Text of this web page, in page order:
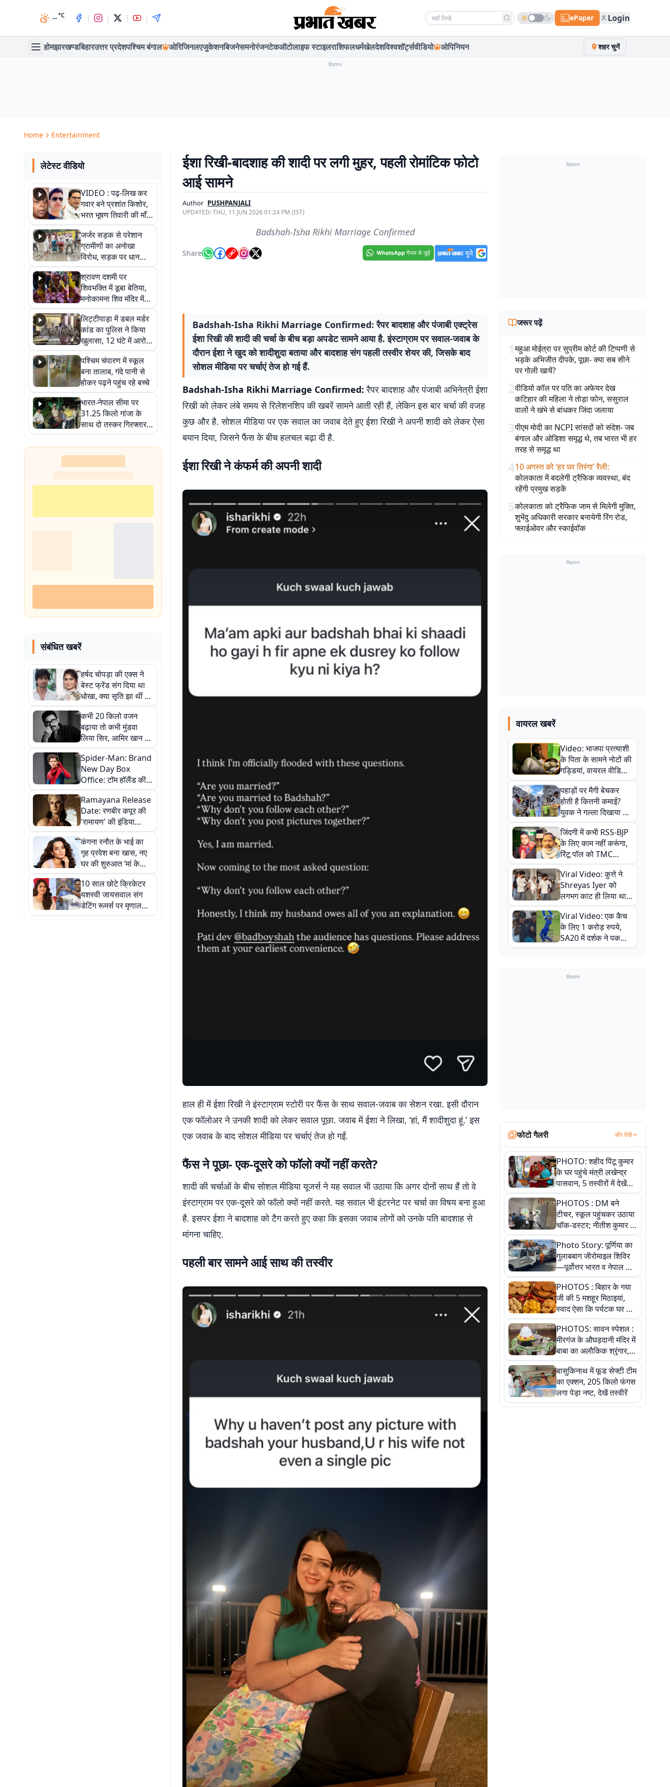
--°C | | | | Search news ePaper Login
होमझारखण्डबिहारउत्तर प्रदेशपश्चिम बंगाल ओरिजिनलएजुकेशनबिजनेसमनोरंजनटेकऑटोलाइफ स्टाइलराशिफलधर्मखेलदेशविश्वशॉर्ट्सवीडियो ओपिनियन शहर चुनें
विज्ञापन
Home Entertainment
लेटेस्ट वीडियो
VIDEO : पढ़-लिख कर
गवार बने प्रशांत किशोर,
भरत भूषण तिवारी की माँ ने
कहा नहीं थी उम्मीद, बेटा
था तो किसी को बोलने की
नहीं थी हिम्मत
जर्जर सड़क से परेशान
ग्रामीणों का अनोखा
विरोध, सड़क पर धान
रोपकर और खाद डालकर
जताया आक्रोश
श्रावण दशमी पर
शिवभक्ति में डूबा बेतिया,
मनोकामना शिव मंदिर में
हुआ भव्य श्रृंगार
लिट्टीपाड़ा में डबल मर्डर
कांड का पुलिस ने किया
खुलासा, 12 घंटे में आरोपी
गिरफ्तार
पश्चिम चंपारण में स्कूल
बना तालाब, गंदे पानी से
होकर पढ़ने पहुंच रहे बच्चे
भारत-नेपाल सीमा पर
31.25 किलो गांजा के
साथ दो तस्कर गिरफ्तार,
नेपाली नंबर की बाइक
जब्त
संबंधित खबरें
हर्षद चोपड़ा की एक्स ने
बेस्ट फ्रेंड संग दिया था
धोखा, क्या सृति झा थीं वो
लड़की? एक्टर ने किया
खुलासा
कभी 20 किलो वजन
बढ़ाया तो कभी मुंडवा
लिया सिर, आमिर खान के
7 रोल, जिन्हें देखकर आप
भी कहेंगे - 'ये सिर्फ आमिर
ही कर सकते थे'
Spider-Man: Brand
New Day Box
Office: टॉम हॉलैंड की
'स्पाइडर-मैन: ब्रांड न्यू डे'
ने फिर पकड़ी रफ्तार, अब
'एवेंजर्स: एंडगेम' का
रिकॉर्ड खतरे में
Ramayana Release
Date: रणबीर कपूर की
'रामायण' की इंडिया
रिलीज डेट बदली, अब इस
दिन थिएटर्स में आएगी
फिल्म
कंगना रनौत के भाई का
गृह प्रवेश बना खास, नए
घर की शुरुआत ‘मां के
नाम’ पौधे के साथ
10 साल छोटे क्रिकेटर
यशस्वी जायसवाल संग
डेटिंग रूमर्स पर मृणाल
ठाकुर ने तोड़ी चुप्पी,
ईशा रिखी-बादशाह की शादी पर लगी मुहर, पहली रोमांटिक फोटो
आई सामने
Author PUSHPANJALI
UPDATED:THU, 11 JUN 2026 01:24 PM (IST)
Badshah-Isha Rikhi Marriage Confirmed
Share
Badshah-Isha Rikhi Marriage Confirmed: रैपर बादशाह और पंजाबी एक्ट्रेस
ईशा रिखी की शादी की चर्चा के बीच बड़ा अपडेट सामने आया है. इंस्टाग्राम पर सवाल-जवाब के
दौरान ईशा ने खुद को शादीशुदा बताया और बादशाह संग पहली तस्वीर शेयर की, जिसके बाद
सोशल मीडिया पर चर्चाएं तेज हो गई हैं.
Badshah-Isha Rikhi Marriage Confirmed: रैपर बादशाह और पंजाबी अभिनेत्री ईशा
रिखी को लेकर लंबे समय से रिलेशनशिप की खबरें सामने आती रही हैं, लेकिन इस बार चर्चा की वजह
कुछ और है. सोशल मीडिया पर एक सवाल का जवाब देते हुए ईशा रिखी ने अपनी शादी को लेकर ऐसा
बयान दिया, जिसने फैंस के बीच हलचल बढ़ा दी है.
ईशा रिखी ने कंफर्म की अपनी शादी
हाल ही में ईशा रिखी ने इंस्टाग्राम स्टोरी पर फैंस के साथ सवाल-जवाब का सेशन रखा. इसी दौरान
एक फॉलोअर ने उनकी शादी को लेकर सवाल पूछा. जवाब में ईशा ने लिखा, ‘हां, मैं शादीशुदा हूं.’ इस
एक जवाब के बाद सोशल मीडिया पर चर्चाएं तेज हो गईं.
फैंस ने पूछा- एक-दूसरे को फॉलो क्यों नहीं करते?
शादी की चर्चाओं के बीच सोशल मीडिया यूजर्स ने यह सवाल भी उठाया कि अगर दोनों साथ हैं तो वे
इंस्टाग्राम पर एक-दूसरे को फॉलो क्यों नहीं करते. यह सवाल भी इंटरनेट पर चर्चा का विषय बना हुआ
है. इसपर ईशा ने बादशाह को टैग करते हुए कहा कि इसका जवाब लोगों को उनके पति बादशाह से
मांगना चाहिए.
पहली बार सामने आई साथ की तस्वीर
विज्ञापन
जरूर पढ़ें
1महुआ मोईत्रा पर सुप्रीम कोर्ट की टिप्पणी से
भड़के अभिजीत दीपके, पूछा- क्या सब सीने
पर गोली खायें?
2वीडियो कॉल पर पति का अफेयर देख
कटिहार की महिला ने तोड़ा फोन, ससुराल
वालों ने खंभे से बांधकर जिंदा जलाया
3पीएम मोदी का NCPI सांसदों को संदेश- जब
बंगाल और ओडिशा समृद्ध थे, तब भारत भी हर
तरह से समृद्ध था
410 अगस्त को ‘हर घर तिरंगा’ रैली:
कोलकाता में बदलेगी ट्रैफिक व्यवस्था, बंद
रहेंगी प्रमुख सड़कें
5कोलकाता को ट्रैफिक जाम से मिलेगी मुक्ति,
शुभेंदु अधिकारी सरकार बनायेगी रिंग रोड,
फ्लाईओवर और स्काईवॉक
विज्ञापन
वायरल खबरें
Video: भाजपा प्रत्याशी
के पिता के सामने नोटों की
गड्डियां, वायरल वीडियो
से राजनीति में उबाल,
अजित महतो बोले- TMC
की गंदी चाल
पहाड़ों पर मैगी बेचकर
होती है कितनी कमाई?
युवक ने गल्ला दिखाया तो
नौकरी वालों के खड़े हो गए
कान
जिंदगी में कभी RSS-BJP
के लिए काम नहीं करूंगा,
रिंटू पॉल को TMC
ऑफिस में ले जाकर पीटा,
Video वायरल
Viral Video: कुत्ते ने
Shreyas Iyer को
लगभग काट ही लिया था,
न्यूजीलैंड सीरीज से पहले
बाल-बाल बचे
Viral Video: एक कैच
के लिए 1 करोड़ रुपये,
SA20 में दर्शक ने पकड़ा
एक हाथ से गजब का कैच
विज्ञापन
फोटो गैलरी और देखें
PHOTO: शहीद पिंटू कुमार
के घर पहुंचे मंत्री लखेन्द्र
पासवान, 5 तस्वीरों में देखें
उस भावुक पल की पूरी
कहानी
PHOTOS : DM बने
टीचर, स्कूल पहुंचकर उठाया
चॉक-डस्टर; नीतीश कुमार के
इस चहेते अधिकारी को
जानिए
Photo Story: पूर्णिया का
गुलाबबाग जीरोमाइल शिविर
—पूर्वोत्तर भारत व नेपाल के
कांवरियों का प्रमुख सेवा धाम
PHOTOS : बिहार के गया
जी की 5 मशहूर मिठाइयां,
स्वाद ऐसा कि पर्यटक घर ले
जाना नहीं भूलते, तस्वीरों में
देखें
PHOTOS: सावन स्पेशल :
मीरगंज के औघड़दानी मंदिर में
बाबा का अलौकिक श्रृंगार,
तस्वीरों में देखें महादेव के कई
मनमोहक स्वरूप
बासुकिनाथ में फूड सेफ्टी टीम
का एक्शन, 205 किलो फंगस
लगा पेड़ा नष्ट, देखें तस्वीरें